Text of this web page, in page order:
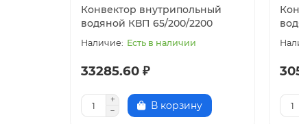
Конвектор внутрипольный
водяной КВП 65/200/2200
Есть в наличии
33285.60 ₽
В корзину